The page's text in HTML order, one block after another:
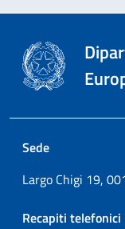
Sede
Largo Chigi 19,
Recapiti telefonici